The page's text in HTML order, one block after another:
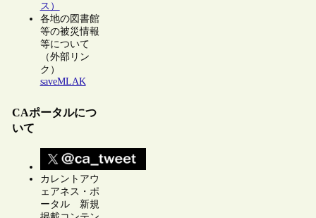
ス）
各地の図書館
等の被災情報
等について
（外部リン
ク）
saveMLAK
CAポータルにつ
いて
カレントアウ
ェアネス・ポ
ータル 新規